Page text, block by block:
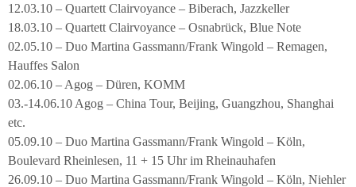
12.03.10 – Quartett Clairvoyance – Biberach, Jazzkeller
18.03.10 – Quartett Clairvoyance – Osnabrück, Blue Note
02.05.10 – Duo Martina Gassmann/Frank Wingold – Remagen,
Hauffes Salon
02.06.10 – Agog – Düren, KOMM
03.-14.06.10 Agog – China Tour, Beijing, Guangzhou, Shanghai
etc.
05.09.10 – Duo Martina Gassmann/Frank Wingold – Köln,
Boulevard Rheinlesen, 11 + 15 Uhr im Rheinauhafen
26.09.10 – Duo Martina Gassmann/Frank Wingold – Köln, Niehler